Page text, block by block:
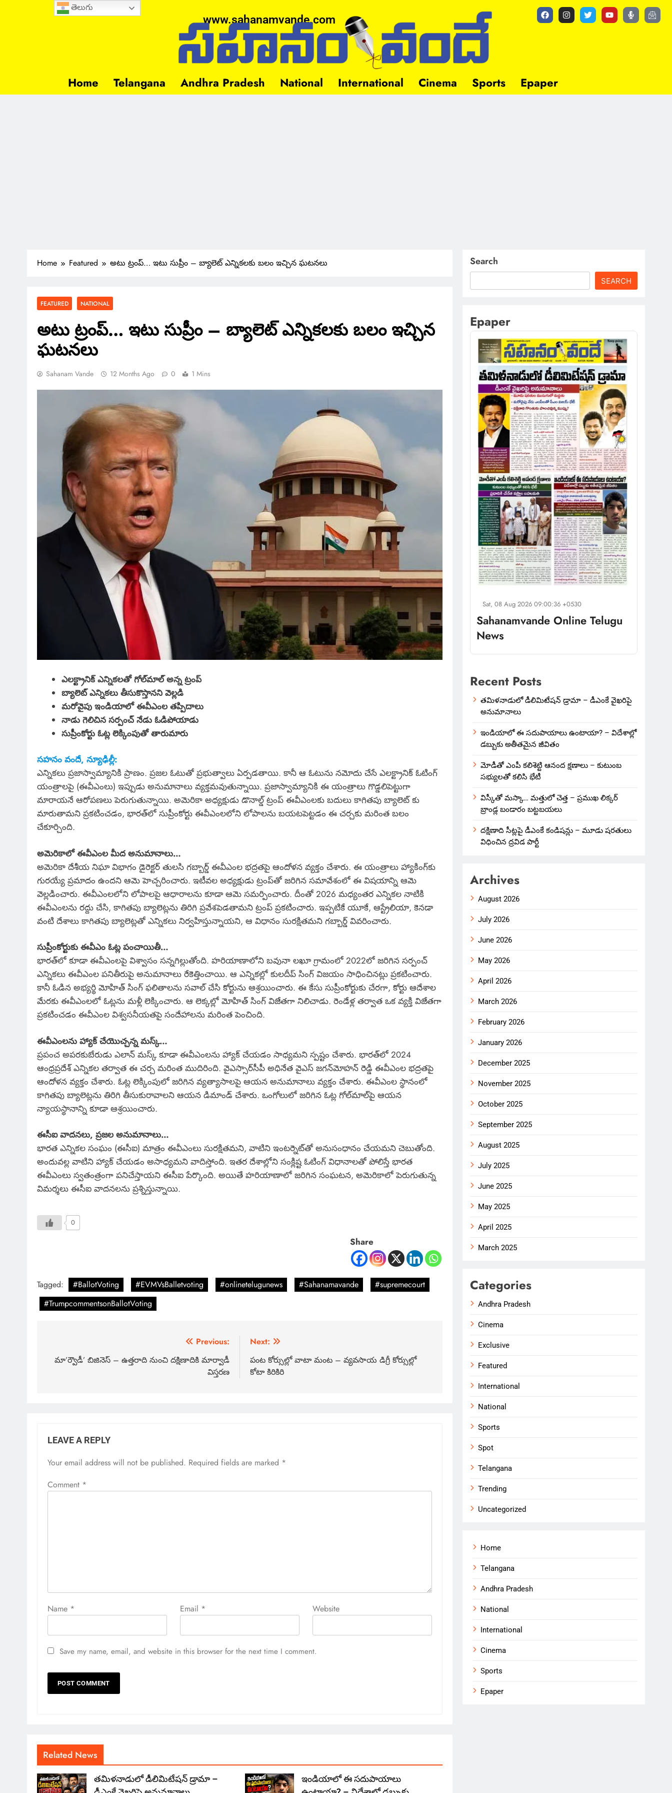
www.sahanamvande.com
Home Telangana Andhra Pradesh National International Cinema Sports Epaper
Home Featured అటు ట్రంప్… ఇటు సుప్రీం – బ్యాలెట్ ఎన్నికలకు బలం ఇచ్చిన ఘటనలు
FEATURED NATIONAL
అటు ట్రంప్… ఇటు సుప్రీం – బ్యాలెట్ ఎన్నికలకు బలం ఇచ్చిన
ఘటనలు
Sahanam Vande 12 Months Ago 0 1 Mins
ఎలక్ట్రానిక్ ఎన్నికలతో గోల్‌మాల్ అన్న ట్రంప్
బ్యాలెట్ ఎన్నికలు తీసుకొస్తానని వెల్లడి
మరోవైపు ఇండియాలో ఈవీఎంల తప్పిదాలు
నాడు గెలిచిన సర్పంచ్ నేడు ఓడిపోయాడు
సుప్రీంకోర్టు ఓట్ల లెక్కింపుతో తారుమారు
సహనం వందే, న్యూఢిల్లీ:
ఎన్నికలు ప్రజాస్వామ్యానికి ప్రాణం. ప్రజల ఓటుతో ప్రభుత్వాలు ఏర్పడతాయి. కానీ ఆ ఓటును నమోదు చేసే ఎలక్ట్రానిక్ ఓటింగ్
యంత్రాలపై (ఈవీఎంలు) ఇప్పుడు అనుమానాలు వ్యక్తమవుతున్నాయి. ప్రజాస్వామ్యానికి ఈ యంత్రాలు గొడ్డలిపెట్టుగా
మారాయనే ఆరోపణలు పెరుగుతున్నాయి. అమెరికా అధ్యక్షుడు డొనాల్డ్ ట్రంప్ ఈవీఎంలకు బదులు కాగితపు బ్యాలెట్ కు
మారుతామని ప్రకటించడం, భారత్‌లో సుప్రీంకోర్టు ఈవీఎంలలోని లోపాలను బయటపెట్టడం ఈ చర్చకు మరింత బలం
చేకూర్చింది.
అమెరికాలో ఈవీఎంల మీద అనుమానాలు…
అమెరికా దేశీయ నిఘా విభాగం డైరెక్టర్ తులసి గబ్బార్డ్ ఈవీఎంల భద్రతపై ఆందోళన వ్యక్తం చేశారు. ఈ యంత్రాలు హ్యాకింగ్‌కు
గురయ్యే ప్రమాదం ఉందని ఆమె హెచ్చరించారు. ఇటీవల అధ్యక్షుడు ట్రంప్‌తో జరిగిన సమావేశంలో ఈ విషయాన్ని ఆమె
వెల్లడించారు. ఈవీఎంలలోని లోపాలపై ఆధారాలను కూడా ఆమె సమర్పించారు. దీంతో 2026 మధ్యంతర ఎన్నికల నాటికి
ఈవీఎంలను రద్దు చేసి, కాగితపు బ్యాలెట్లను తిరిగి ప్రవేశపెడతామని ట్రంప్ ప్రకటించారు. ఇప్పటికే యూకే, ఆస్ట్రేలియా, కెనడా
వంటి దేశాలు కాగితపు బ్యాలెట్లతో ఎన్నికలు నిర్వహిస్తున్నాయని, ఆ విధానం సురక్షితమని గబ్బార్డ్ వివరించారు.
సుప్రీంకోర్టుకు ఈవీఎం ఓట్ల పంచాయితీ…
భారత్‌లో కూడా ఈవీఎంలపై విశ్వాసం సన్నగిల్లుతోంది. హరియాణాలోని బవునా లఖూ గ్రామంలో 2022లో జరిగిన సర్పంచ్
ఎన్నికలు ఈవీఎంల పనితీరుపై అనుమానాలు రేకెత్తించాయి. ఆ ఎన్నికల్లో కులదీప్ సింగ్ విజయం సాధించినట్లు ప్రకటించారు.
కానీ ఓడిన అభ్యర్థి మోహిత్ సింగ్ ఫలితాలను సవాల్ చేసి కోర్టును ఆశ్రయించారు. ఈ కేసు సుప్రీంకోర్టుకు చేరగా, కోర్టు ఆదేశాల
మేరకు ఈవీఎంలలో ఓట్లను మళ్లీ లెక్కించారు. ఆ లెక్కల్లో మోహిత్ సింగ్ విజేతగా నిలిచాడు. రెండేళ్ల తర్వాత ఒక వ్యక్తి విజేతగా
ప్రకటించడం ఈవీఎంల విశ్వసనీయతపై సందేహాలను మరింత పెంచింది.
ఈవీఎంలను హ్యాక్ చేయొచ్చన్న మస్క్…
ప్రపంచ అపరకుబేరుడు ఎలాన్ మస్క్ కూడా ఈవీఎంలను హ్యాక్ చేయడం సాధ్యమని స్పష్టం చేశారు. భారత్‌లో 2024
ఆంధ్రప్రదేశ్ ఎన్నికల తర్వాత ఈ చర్చ మరింత ముదిరింది. వైఎస్సార్‌సీపీ అధినేత వైఎస్ జగన్‌మోహన్ రెడ్డి ఈవీఎంల భద్రతపై
ఆందోళన వ్యక్తం చేశారు. ఓట్ల లెక్కింపులో జరిగిన వ్యత్యాసాలపై ఆయన అనుమానాలు వ్యక్తం చేశారు. ఈవీఎంల స్థానంలో
కాగితపు బ్యాలెట్లను తిరిగి తీసుకురావాలని ఆయన డిమాండ్ చేశారు. ఒంగోలులో జరిగిన ఓట్ల గోల్‌మాల్‌పై ఆయన
న్యాయస్థానాన్ని కూడా ఆశ్రయించారు.
ఈసీఐ వాదనలు, ప్రజల అనుమానాలు…
భారత ఎన్నికల సంఘం (ఈసీఐ) మాత్రం ఈవీఎంలు సురక్షితమని, వాటిని ఇంటర్నెట్‌తో అనుసంధానం చేయమని చెబుతోంది.
అందువల్ల వాటిని హ్యాక్ చేయడం అసాధ్యమని వాదిస్తోంది. ఇతర దేశాల్లోని సంక్లిష్ట ఓటింగ్ విధానాలతో పోలిస్తే భారత
ఈవీఎంలు స్వతంత్రంగా పనిచేస్తాయని ఈసీఐ పేర్కొంది. అయితే హరియాణాలో జరిగిన సంఘటన, అమెరికాలో పెరుగుతున్న
విమర్శలు ఈసీఐ వాదనలను ప్రశ్నిస్తున్నాయి.
0
Share
Tagged: #BallotVoting #EVMVsBalletvoting #onlinetelugunews #Sahanamavande
#supremecourt
#TrumpcommentsonBallotVoting
Previous:
మా’ర్వౌడీ’ బిజినెస్ – ఉత్తరాది నుంచి దక్షిణాదికి మార్వాడీ
విస్తరణ
Next:
పంట కోర్సుల్లో వాటా మంట – వ్యవసాయ డిగ్రీ కోర్సుల్లో
కోటా కిరికిరి
LEAVE A REPLY
Your email address will not be published. Required fields are marked *
Comment *
Name * Email * Website
Save my name, email, and website in this browser for the next time I comment.
Related News
తమిళనాడులో డీలిమిటేషన్ డ్రామా –
ఇండియాలో‌ ఈ సదుపాయాలు
Search
SEARCH
Epaper
Sat, 08 Aug 2026 09:00:36 +0530
Sahanamvande Online Telugu
News
Recent Posts
తమిళనాడులో డీలిమిటేషన్ డ్రామా – డీఎంకే వైఖరిపై
అనుమానాలు
ఇండియాలో‌ ఈ సదుపాయాలు ఉంటాయా? – విదేశాల్లో
డబ్బుకు అతీతమైన జీవితం
మోడీతో ఎంపీ కలిశెట్టి ఆనంద క్షణాలు – కుటుంబ
సభ్యులతో కలిసి భేటీ
విస్కీతో మస్కా… మత్తులో చెత్త – ప్రముఖ లిక్కర్
బ్రాండ్ల బండారం బట్టబయలు
దక్షిణాది సీట్లపై డీఎంకే కండిషన్లు – మూడు షరతులు
విధించిన ద్రవిడ పార్టీ
Archives
August 2026
July 2026
June 2026
May 2026
April 2026
March 2026
February 2026
January 2026
December 2025
November 2025
October 2025
September 2025
August 2025
July 2025
June 2025
May 2025
April 2025
March 2025
Categories
Andhra Pradesh
Cinema
Exclusive
Featured
International
National
Sports
Spot
Telangana
Trending
Uncategorized
Home
Telangana
Andhra Pradesh
National
International
Cinema
Sports
Epaper
తెలుగు